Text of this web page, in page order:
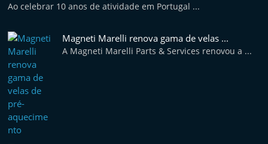
Ao celebrar 10 anos de atividade em Portugal ...
Magneti Marelli renova gama de velas ...
A Magneti Marelli Parts & Services renovou a ...